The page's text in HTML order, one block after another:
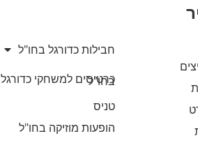
חבילות כדורגל בחו"ל
כרטיסים למשחקי כדורגל
בחו"ל
טניס
הופעות מוזיקה בחו"ל